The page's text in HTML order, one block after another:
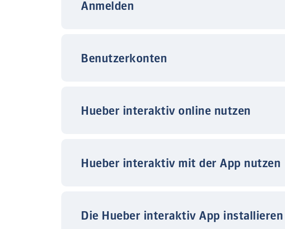
Anmelden
Benutzerkonten
Hueber interaktiv online nutzen
Hueber interaktiv mit der App nutzen
Die Hueber interaktiv App installieren